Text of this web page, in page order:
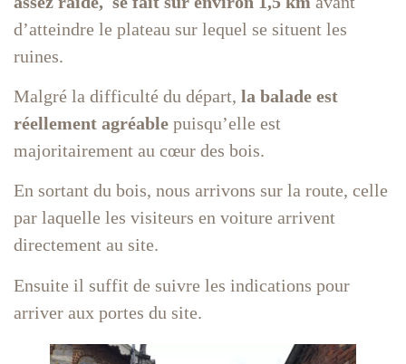
d’atteindre le plateau sur lequel se situent les
ruines.
Malgré la difficulté du départ, la balade est
réellement agréable puisqu’elle est
majoritairement au cœur des bois.
En sortant du bois, nous arrivons sur la route, celle
par laquelle les visiteurs en voiture arrivent
directement au site.
Ensuite il suffit de suivre les indications pour
arriver aux portes du site.